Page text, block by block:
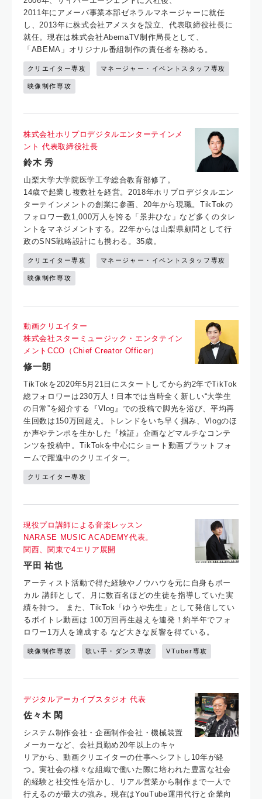
2011年にアメーバ事業本部ゼネラルマネージャーに就任
し、2013年に株式会社アメスタを設立、代表取締役社長に
就任。現在は株式会社AbemaTV制作局長として、
「ABEMA」オリジナル番組制作の責任者を務める。
クリエイター専攻 マネージャー・イベントスタッフ専攻
映像制作専攻
株式会社ホリプロデジタルエンターテインメ
ント 代表取締役社長
鈴木 秀
山梨大学大学院医学工学総合教育部修了。
14歳で起業し複数社を経営。2018年ホリプロデジタルエン
ターテインメントの創業に参画、20年から現職。TikTokの
フォロワー数1,000万人を誇る「景井ひな」など多くのタレ
ントをマネジメントする。22年からは山梨県顧問として行
政のSNS戦略設計にも携わる。35歳。
クリエイター専攻 マネージャー・イベントスタッフ専攻
映像制作専攻
動画クリエイター
株式会社スターミュージック・エンタテイン
メントCCO（Chief Creator Officer）
修一朗
TikTokを2020年5月21日にスタートしてから約2年でTikTok
総フォロワーは230万人！日本では当時全く新しい“大学生
の日常”を紹介する『Vlog』での投稿で脚光を浴び、平均再
生回数は150万回超え。トレンドをいち早く掴み、Vlogのほ
か声やテンポを生かした『検証』企画などマルチなコンテ
ンツを投稿中。TikTokを中心にショート動画プラットフォ
ームで躍進中のクリエイター。
クリエイター専攻
現役プロ講師による音楽レッスン
NARASE MUSIC ACADEMY代表。
関西、関東で4エリア展開
平田 祐也
アーティスト活動で得た経験やノウハウを元に自身もボー
カル 講師として、月に数百名ほどの生徒を指導していた実
績を持つ。 また、TikTok「ゆうや先生」として発信してい
るボイトレ動画は 100万回再生越えを連発！約半年でフォ
ロワー1万人を達成する など大きな反響を得ている。
映像制作専攻 歌い手・ダンス専攻 VTuber専攻
デジタルアーカイブスタジオ 代表
佐々木 閑
システム制作会社・企画制作会社・機械装置
メーカーなど、会社員勤め20年以上のキャ
リアから、動画クリエイターの仕事へシフトし10年が経
つ。実社会の様々な組織で働いた際に培われた豊富な社会
的経験と社交性を活かし、リアル営業から制作まで一人で
行えるのが最大の強み。現在はYouTube運用代行と企業向